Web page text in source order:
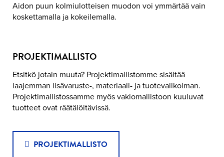
Aidon puun kolmiulotteisen muodon voi ymmärtää vain
koskettamalla ja kokeilemalla.
PROJEKTIMALLISTO
Etsitkö jotain muuta? Projektimallistomme sisältää
laajemman lisävaruste-, materiaali- ja tuotevalikoiman.
Projektimallistossamme myös vakiomallistoon kuuluvat
tuotteet ovat räätälöitävissä.
PROJEKTIMALLISTO